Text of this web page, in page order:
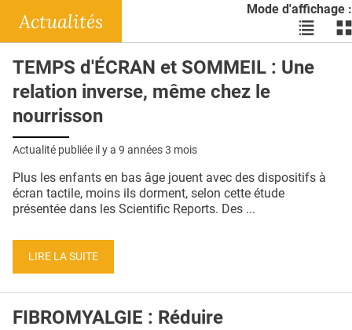
DOSSIERS
RÉSEAUX
E-REVUE SAD
L'APP
PUBLICITÉ
CONTACT
Mode d'affichage :
Voir
les
en
les
Actualités
TEMPS d'ÉCRAN et SOMMEIL : Une
relation inverse, même chez le
nourrisson
Actualité publiée il y a 9 années 3 mois
Plus les enfants en bas âge jouent avec des dispositifs à
écran tactile, moins ils dorment, selon cette étude
présentée dans les Scientific Reports. Des ...
LIRE LA SUITE
FIBROMYALGIE : Réduire